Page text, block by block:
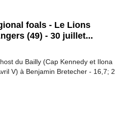
foals - Le Lions
(49) - 30 juillet...
du Bailly (Cap Kennedy et Ilona
V) à Benjamin Bretecher - 16,7; 2.